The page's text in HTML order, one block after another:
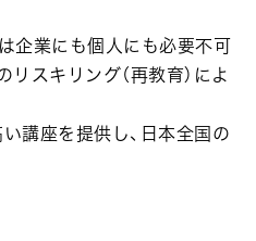
企業にも個人にも必要不可
スキリング（再教育）によ
講座を提供し、日本全国の